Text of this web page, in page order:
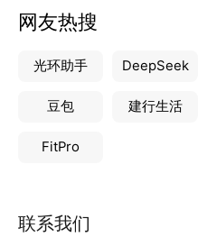
网友热搜
光环助手 DeepSeek
豆包 建行生活
FitPro
联系我们